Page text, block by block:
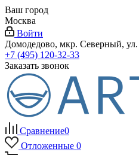
Ваш город
Москва
Войти
Домодедово, мкр. Северный,
+7 (495) 120-32-33
Заказать звонок
Сравнение0
Отложенные 0